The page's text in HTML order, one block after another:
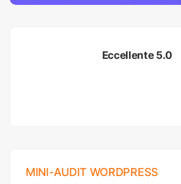
Eccellente 5.0
MINI-AUDIT WORDPRESS